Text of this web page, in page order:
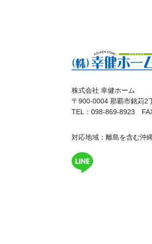
株式会社 幸健ホーム
〒900-0004 那覇市銘苅2
TEL：098-869-8923
対応地域：離島を含む沖